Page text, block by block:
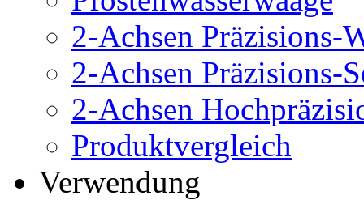
2-Achsen Präzisions-
2-Achsen Präzisions-
2-Achsen
Produktvergleich
Verwendung